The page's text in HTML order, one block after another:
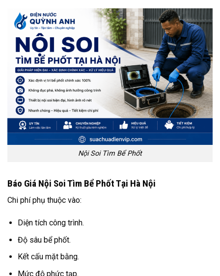
Nội Soi Tìm Bể Phốt
Báo Giá Nội Soi Tìm Bể Phốt Tại Hà Nội
Chi phí phụ thuộc vào:
Diện tích công trình.
Độ sâu bể phốt.
Kết cấu mặt bằng.
Mức độ phức tạp.